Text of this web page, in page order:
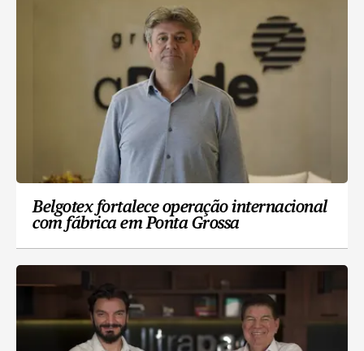
Belgotex fortalece operação internacional
com fábrica em Ponta Grossa